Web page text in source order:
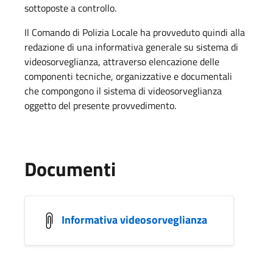
sottoposte a controllo.
Il Comando di Polizia Locale ha provveduto quindi alla
redazione di una informativa generale su sistema di
videosorveglianza, attraverso elencazione delle
componenti tecniche, organizzative e documentali
che compongono il sistema di videosorveglianza
oggetto del presente provvedimento.
Documenti
Informativa videosorveglianza